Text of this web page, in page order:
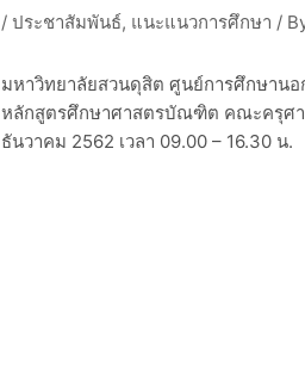
/ ประชาสัมพันธ์, แนะแนวการศึกษา /
มหาวิทยาลัยสวนดุสิต ศูนย์การศึกษาน
หลักสูตรศึกษาศาสตรบัณฑิต คณะครุศา
ธันวาคม 2562 เวลา 09.00 – 16.30